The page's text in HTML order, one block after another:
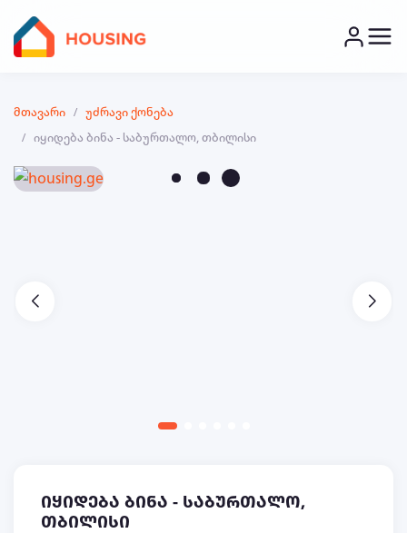
მთავარი
უძრავი ქონება
იყიდება ბინა - საბურთალო, თბილისი
იყიდება ბინა - საბურთალო,
თბილისი